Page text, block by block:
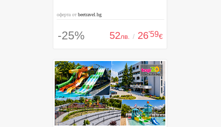
оферта отbeetravel.bg
-25% 52лв. / 26'59€